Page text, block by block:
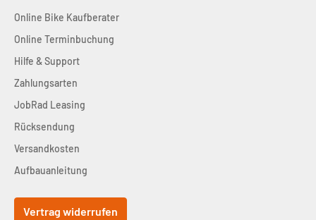
Online Bike Kaufberater
Online Terminbuchung
Hilfe & Support
Zahlungsarten
JobRad Leasing
Rücksendung
Versandkosten
Aufbauanleitung
Vertrag widerrufen